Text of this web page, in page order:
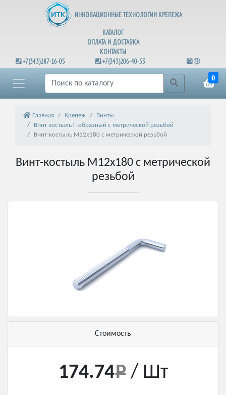
ИННОВАЦИОННЫЕ ТЕХНОЛОГИИ КРЕПЕЖА
КАТАЛОГ
ОПЛАТА И ДОСТАВКА
КОНТАКТЫ
+7(343)287-16-05
+7(343)206-40-53
0
Главная Крепеж
Винты
Винт костыль Г-образный с метрической резьбой
Винт-костыль М12х180 с метрической резьбой
Винт-костыль М12х180 с метрической
резьбой
Стоимость
174.74 / Шт